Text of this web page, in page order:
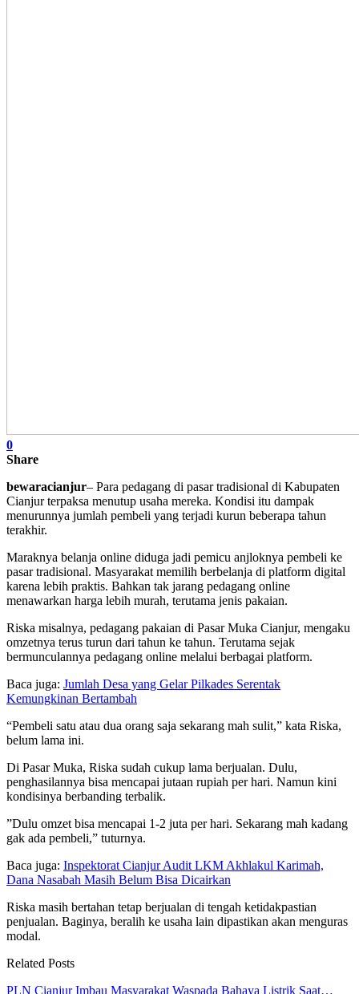
0
Share
bewaracianjur– Para pedagang di pasar tradisional di Kabupaten
Cianjur terpaksa menutup usaha mereka. Kondisi itu dampak
menurunnya jumlah pembeli yang terjadi kurun beberapa tahun
terakhir.
Maraknya belanja online diduga jadi pemicu anjloknya pembeli ke
pasar tradisional. Masyarakat memilih berbelanja di platform digital
karena lebih praktis. Bahkan tak jarang pedagang online
menawarkan harga lebih murah, terutama jenis pakaian.
Riska misalnya, pedagang pakaian di Pasar Muka Cianjur, mengaku
omzetnya terus turun dari tahun ke tahun. Terutama sejak
bermunculannya pedagang online melalui berbagai platform.
Baca juga: Jumlah Desa yang Gelar Pilkades Serentak
Kemungkinan Bertambah
“‎Pembeli satu atau dua orang saja sekarang mah sulit,” kata Riska,
belum lama ini.
Di Pasar Muka, Riska sudah cukup lama berjualan. Dulu,
penghasilannya bisa mencapai jutaan rupiah per hari. Namun kini
kondisinya berbanding terbalik.
‎”Dulu omzet bisa mencapai 1-2 juta per hari. Sekarang mah kadang
gak ada pembeli,” tuturnya.
Baca juga: Inspektorat Cianjur Audit LKM Akhlakul Karimah,
Dana Nasabah Masih Belum Bisa Dicairkan
Riska masih bertahan tetap berjualan di tengah ketidakpastian
penjualan. Baginya, beralih ke usaha lain dipastikan akan menguras
modal.
Related Posts
PLN Cianjur Imbau Masyarakat Waspada Bahaya Listrik Saat…